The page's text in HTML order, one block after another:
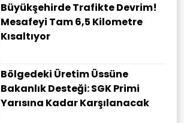
Büyükşehirde Trafikte Devrim!
Mesafeyi Tam 6,5 Kilometre
Kısaltıyor
Bölgedeki Üretim Üssüne
Bakanlık Desteği: SGK Primi
Yarısına Kadar Karşılanacak